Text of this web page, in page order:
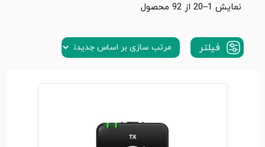
نمایش 1–20 از 92 محصول
فیلتر